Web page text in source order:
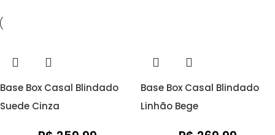
Base Box Casal Blindado
Suede Cinza
Base Box Casal Blindado
Linhão Bege